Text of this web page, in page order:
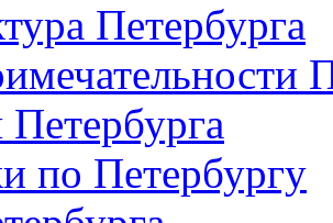
Петербурга
по Петербургу